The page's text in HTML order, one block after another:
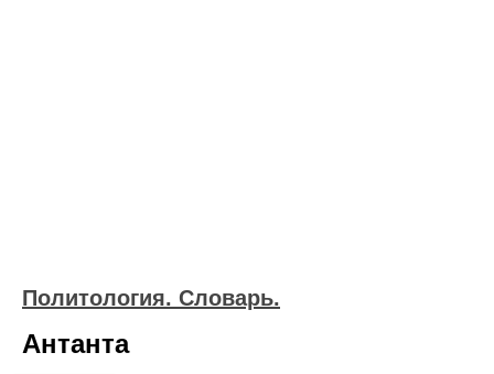
Политология. Словарь.
Антанта